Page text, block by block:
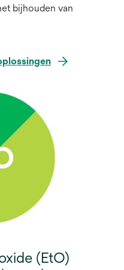
bijhouden van
(EtO)